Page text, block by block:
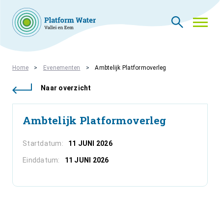
THEMA’S
PLATFORMLEDEN
PLATFORM ACADEMIE
Home Evenementen Ambtelijk Platformoverleg
Naar overzicht
Ambtelijk Platformoverleg
Startdatum: 11 JUNI 2026
Einddatum: 11 JUNI 2026